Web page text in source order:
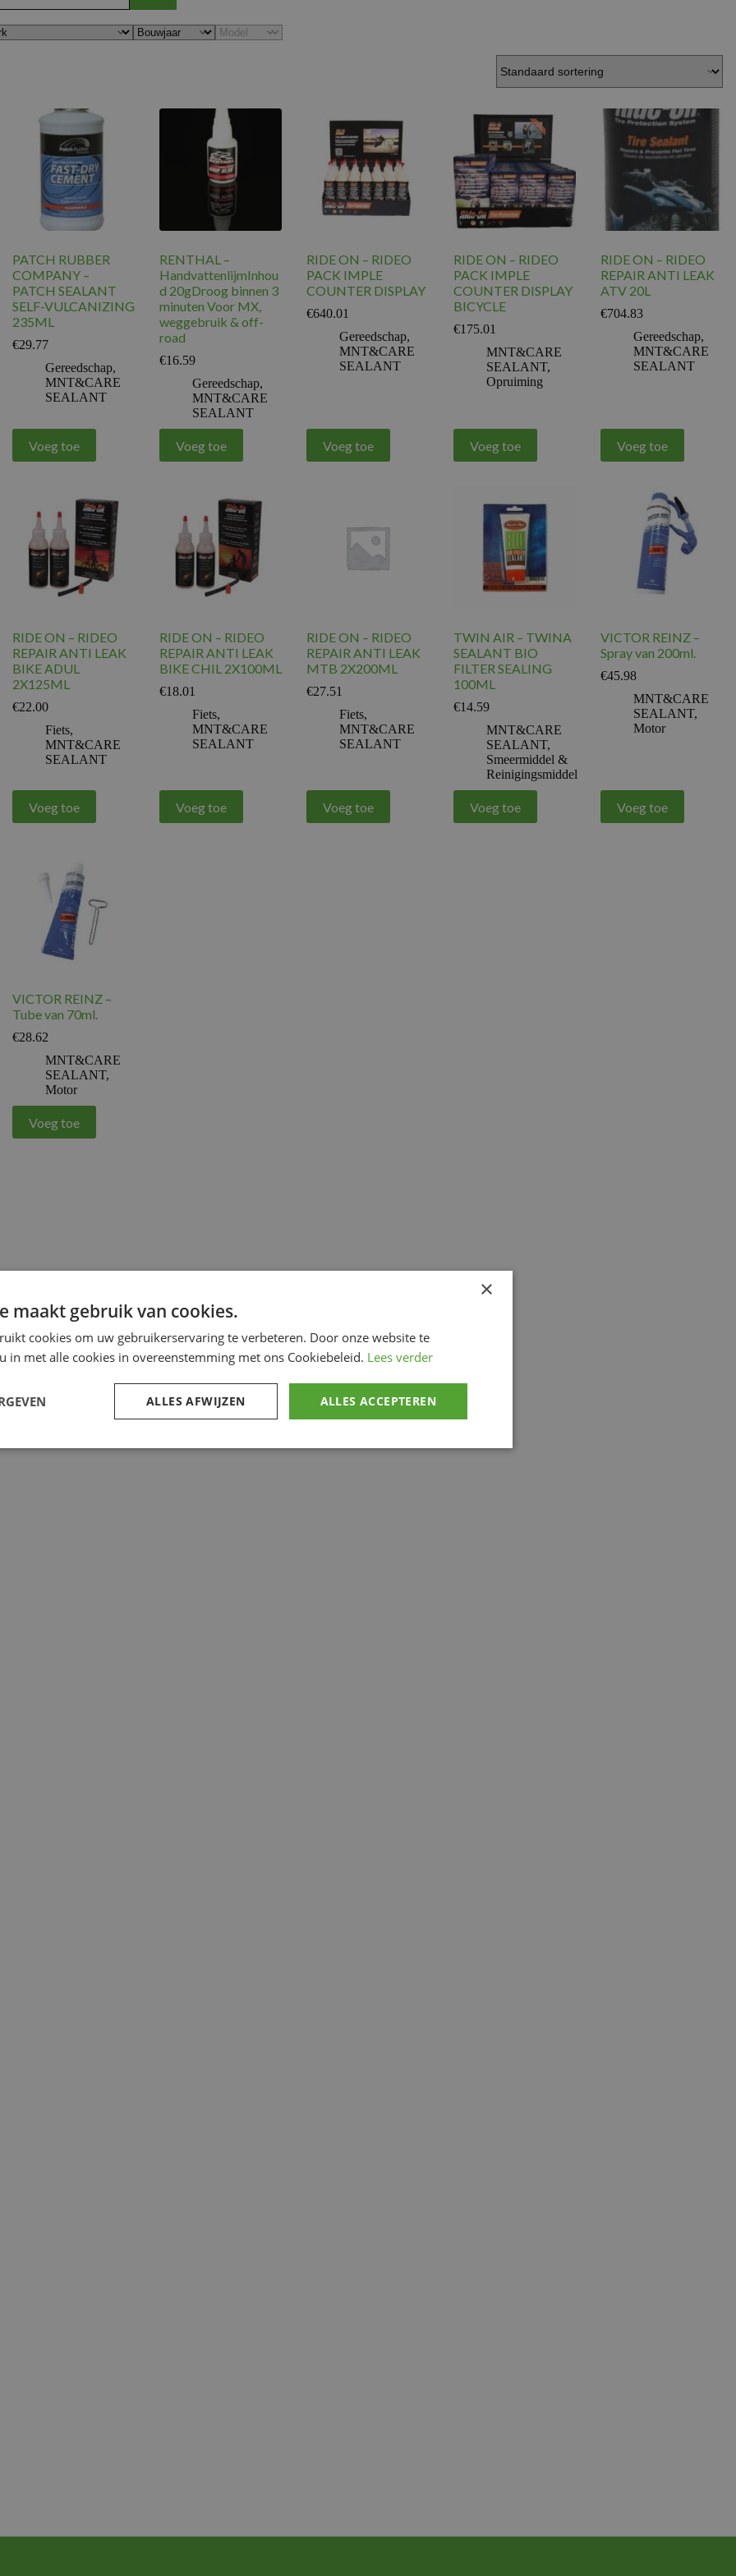
PATCH RUBBER
COMPANY –
PATCH SEALANT
SELF-VULCANIZING
235ML
€29.77
Gereedschap,
MNT&CARE
SEALANT
Voeg toe
RENTHAL –
HandvattenlijmInhou
d 20gDroog binnen 3
minuten Voor MX,
weggebruik & off-
road
€16.59
Gereedschap,
MNT&CARE
SEALANT
Voeg toe
RIDE ON – RIDEO
PACK IMPLE
COUNTER DISPLAY
€640.01
Gereedschap,
MNT&CARE
SEALANT
Voeg toe
RIDE ON – RIDEO
PACK IMPLE
COUNTER DISPLAY
BICYCLE
€175.01
MNT&CARE
SEALANT,
Opruiming
Voeg toe
RIDE ON – RIDEO
REPAIR ANTI LEAK
ATV 20L
€704.83
Gereedschap,
MNT&CARE
SEALANT
Voeg toe
RIDE ON – RIDEO
REPAIR ANTI LEAK
BIKE ADUL
2X125ML
€22.00
Fiets,
MNT&CARE
SEALANT
Voeg toe
RIDE ON – RIDEO
REPAIR ANTI LEAK
BIKE CHIL 2X100ML
€18.01
Fiets,
MNT&CARE
SEALANT
Voeg toe
RIDE ON – RIDEO
REPAIR ANTI LEAK
MTB 2X200ML
€27.51
Fiets,
MNT&CARE
SEALANT
Voeg toe
TWIN AIR – TWINA
SEALANT BIO
FILTER SEALING
100ML
€14.59
MNT&CARE
SEALANT,
Smeermiddel &
Reinigingsmiddel
Voeg toe
VICTOR REINZ –
Spray van 200ml.
€45.98
MNT&CARE
SEALANT,
Motor
Voeg toe
VICTOR REINZ –
Tube van 70ml.
€28.62
MNT&CARE
SEALANT,
Motor
Voeg toe
×
maakt gebruik van cookies.
cookies om uw gebruikerservaring te verbeteren. Door onze website te
in met alle cookies in overeenstemming met ons Cookiebeleid. Lees verder
ALLES ACCEPTEREN
ALLES AFWIJZEN